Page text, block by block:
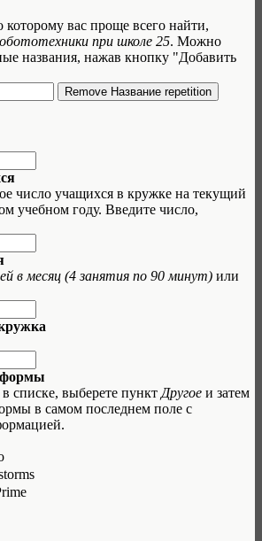
которому вас проще всего найти,
при школе 25. Можно
названия, нажав кнопку "Добавить
число учащихся в кружке на текущий
учебном году. Введите число,
в месяц (4 занятия по 90 минут) или
списке, выберете пункт Другое и затем
в самом последнем поле с